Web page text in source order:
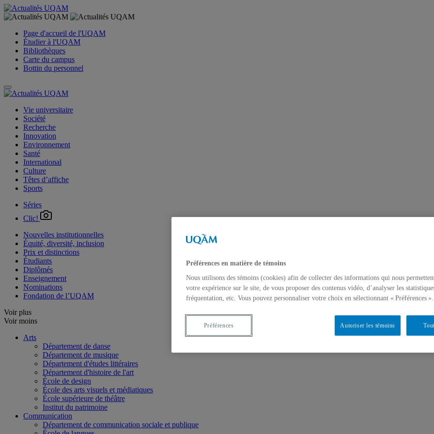
Page d'accueil de l'UQAM
Étudier à l'UQAM
Bibliothèques
Carte du campus
Bottin du personnel
Vie universitaire
Société
Recherche
Innovation
Environnement
Santé
International
Culture
Têtes d’affiche
Sports
Séries
Clic!
Nouvelles institutionnelles
Équité, diversité, inclusion
Prix et distinctions
Étudiants
Diplômés
Enseignement
Nominations
Fondation de l’UQAM
Voir plus
Voir moins
Arts
Département de danse
Département de musique
Département d'études littéraires
Département d'histoire de l'art
École de design
École des arts visuels et médiatiques
École supérieure de théâtre
Institut du patrimoine
Communication
Département de communication sociale et publique
Préférences en matière de témoins
Nous utilisons des témoins (cookies) afin de collecter des informations qui nous
votre expérience sur le site, de vous proposer des contenus vidéo, d’analyser les
fréquentation, etc. Vous pouvez personnaliser votre choix en sélectionnant « Préférences ».
Autoriser les témoins
Préférences